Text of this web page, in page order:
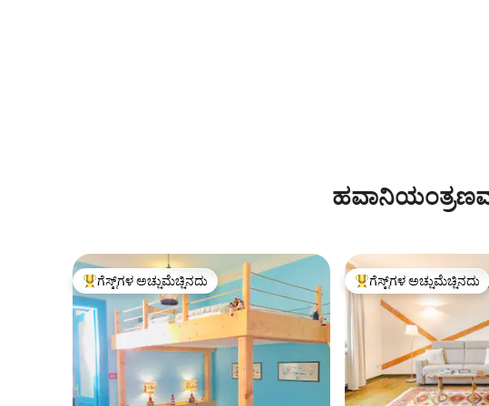
ಗೆಸ್ಟ್‌ಗಳಿಗೆ ಅತಿ ಹೆಚ್ಚು ಅಚ್ಚುಮೆಚ್ಚಿನದು
ಗೆಸ್ಟ್‌ಗಳ ಅಚ್ಚುಮೆಚ್ಚಿನದು ಗೆಸ್ಟ್‌ಗಳಿಗೆ ಅತಿ ಹೆಚ್ಚು
ಗೆಸ್ಟ್‌ಗಳ ಅಚ್ಚುಮೆಚ್ಚಿನದು